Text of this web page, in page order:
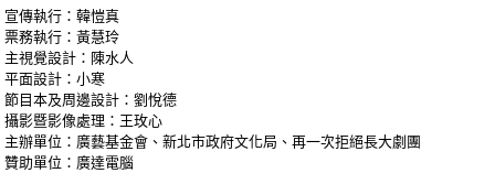
宣傳執行：韓愷真
票務執行：黃慧玲
主視覺設計：陳水人
平面設計：小寒
節目本及周邊設計：劉悅德
攝影暨影像處理：王玫心
主辦單位：廣藝基金會、新北市政府文化局、再一次拒絕長大劇團
贊助單位：廣達電腦